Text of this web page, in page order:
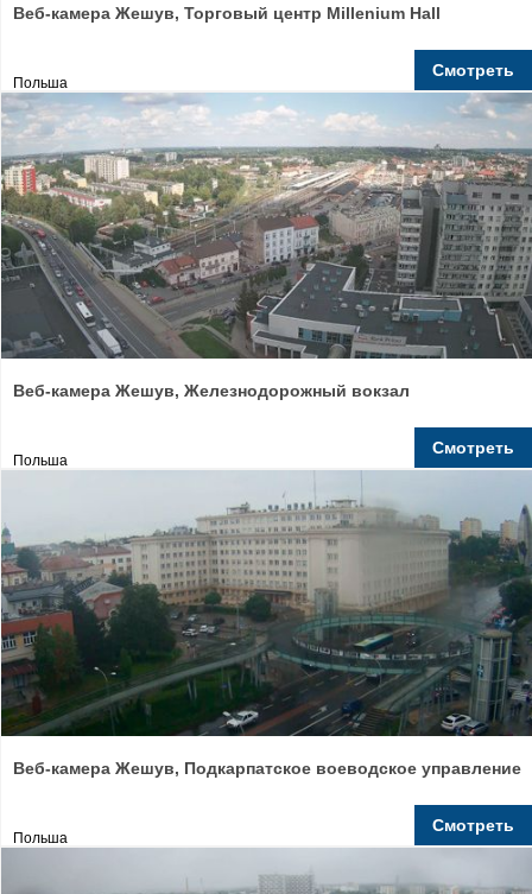
Веб-камера Жешув, Торговый центр Millenium Hall
Польша
Смотреть
Веб-камера Жешув, Железнодорожный вокзал
Польша
Смотреть
Веб-камера Жешув, Подкарпатское воеводское управление
Польша
Смотреть